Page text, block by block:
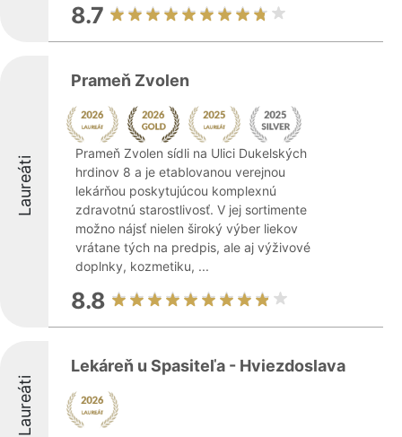
8.7
Laureáti
Prameň Zvolen
Prameň Zvolen sídli na Ulici Dukelských
hrdinov 8 a je etablovanou verejnou
lekárňou poskytujúcou komplexnú
zdravotnú starostlivosť. V jej sortimente
možno nájsť nielen široký výber liekov
vrátane tých na predpis, ale aj výživové
doplnky, kozmetiku, ...
8.8
Laureáti
Lekáreň u Spasiteľa - Hviezdoslava